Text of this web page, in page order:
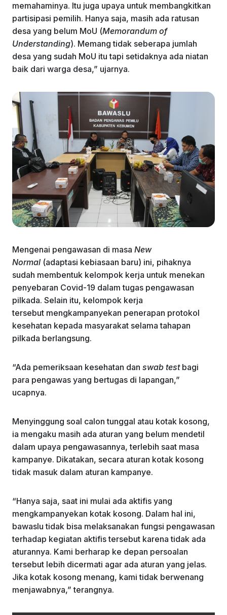
memahaminya. Itu juga upaya untuk membangkitkan
partisipasi pemilih. Hanya saja, masih ada ratusan
desa yang belum MoU (Memorandum of
Understanding). Memang tidak seberapa jumlah
desa yang sudah MoU itu tapi setidaknya ada niatan
baik dari warga desa,” ujarnya.
Mengenai pengawasan di masa New
Normal (adaptasi kebiasaan baru) ini, pihaknya
sudah membentuk kelompok kerja untuk menekan
penyebaran Covid-19 dalam tugas pengawasan
pilkada. Selain itu, kelompok kerja
tersebut mengkampanyekan penerapan protokol
kesehatan kepada masyarakat selama tahapan
pilkada berlangsung.
“Ada pemeriksaan kesehatan dan swab testbagi
para pengawas yang bertugas di lapangan,”
ucapnya.
Menyinggung soal calon tunggal atau kotak kosong,
ia mengaku masih ada aturan yang belum mendetil
dalam upaya pengawasannya, terlebih saat masa
kampanye. Dikatakan, secara aturan kotak kosong
tidak masuk dalam aturan kampanye.
“Hanya saja, saat ini mulai ada aktifis yang
mengkampanyekan kotak kosong. Dalam hal ini,
bawaslu tidak bisa melaksanakan fungsi pengawasan
terhadap kegiatan aktifis tersebut karena tidak ada
aturannya. Kami berharap ke depan persoalan
tersebut lebih dicermati agar ada aturan yang jelas.
Jika kotak kosong menang, kami tidak berwenang
menjawabnya,” terangnya.